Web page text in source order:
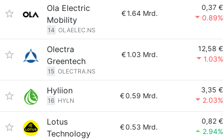
Ola Electric
Mobility
14 OLAELEC.NS
€1.64 Mrd.
0,37 €
0.89%
Olectra
Greentech
15 OLECTRA.NS
€1.03 Mrd.
12,58 €
1.03%
Hyliion
16 HYLN
€0.59 Mrd.
3,35 €
2.03%
Lotus
Technology
€0.53 Mrd.
0,82 €
2.94%